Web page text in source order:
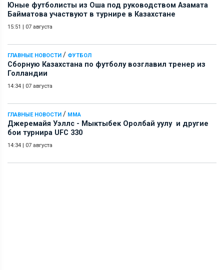
Юные футболисты из Оша под руководством Азамата
Байматова участвуют в турнире в Казахстане
15:51 | 07 августа
ГЛАВНЫЕ НОВОСТИ / ФУТБОЛ
Сборную Казахстана по футболу возглавил тренер из
Голландии
14:34 | 07 августа
ГЛАВНЫЕ НОВОСТИ / ММА
Джеремайя Уэллс - Мыктыбек Оролбай уулу и другие
бои турнира UFC 330
14:34 | 07 августа